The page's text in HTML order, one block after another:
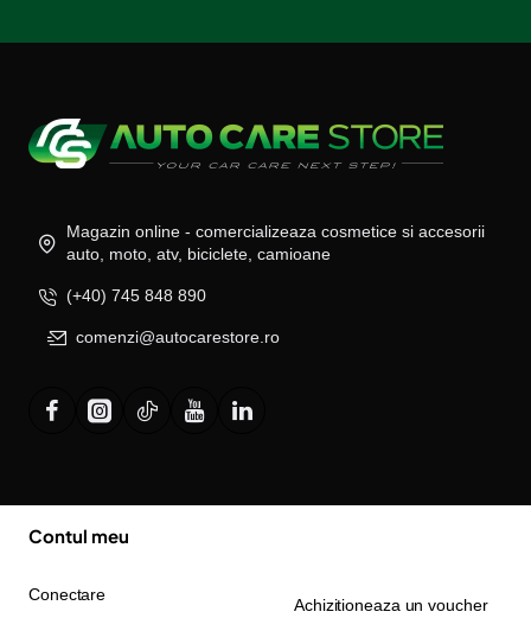
Magazin online - comercializeaza cosmetice si accesorii
auto, moto, atv, biciclete, camioane
(+40) 745 848 890
comenzi@autocarestore.ro
Contul meu
Conectare
Achizitioneaza un voucher